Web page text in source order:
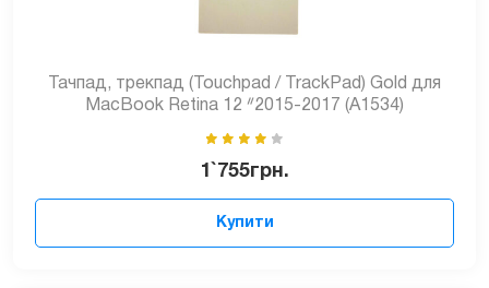
Тачпад, трекпад (Touchpad / TrackPad) Gold для
MacBook Retina 12 ᐥ2015-2017 (A1534)
1`755грн.
Купити